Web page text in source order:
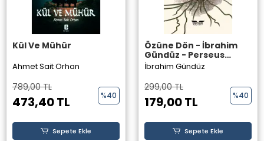
Kül Ve Mühür
Ahmet Sait Orhan
789,00 TL
473,40 TL %40
Sepete Ekle
Özüne Dön - İbrahim
Gündüz - Perseus
Yayınevi
İbrahim Gündüz
299,00 TL
179,00 TL %40
Sepete Ekle